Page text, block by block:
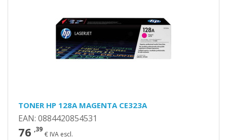
TONER HP 128A MAGENTA CE323A
EAN: 0884420854531
76 ,39
€ IVA escl.